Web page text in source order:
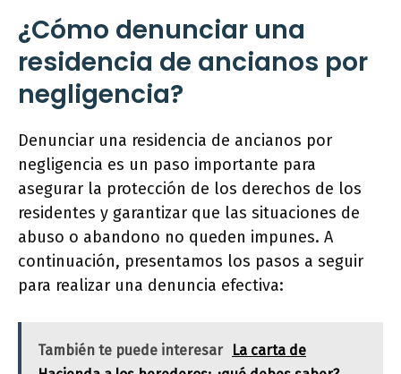
¿Cómo denunciar una
residencia de ancianos por
negligencia?
Denunciar una residencia de ancianos por
negligencia es un paso importante para
asegurar la protección de los derechos de los
residentes y garantizar que las situaciones de
abuso o abandono no queden impunes. A
continuación, presentamos los pasos a seguir
para realizar una denuncia efectiva:
También te puede interesar
La carta de